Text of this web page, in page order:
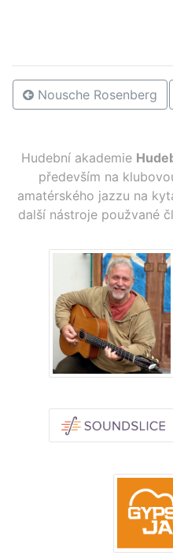
Nousche Rosenberg
Hudební akademie
především na
amatérského jazzu na
další nástroje použvané